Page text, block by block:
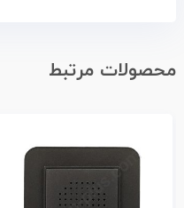
محصولات مرتبط